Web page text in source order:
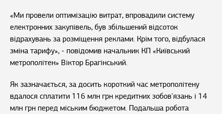
«Ми провели оптимізацію витрат, впровадили систему
електронних закупівель, був збільшений відсоток
відрахувань за розміщення реклами. Крім того, відбулася
зміна тарифу», - повідомив начальник КП «Київський
метрополітен» Віктор Брагінський.
Як зазначається, за досить короткий час метрополітену
вдалося сплатити 116 млн грн кредитних зобов'язань і 14
млн грн перед міським бюджетом. Подальша робота